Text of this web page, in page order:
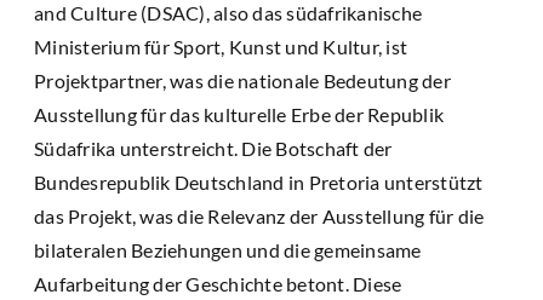
and Culture (DSAC), also das südafrikanische
Ministerium für Sport, Kunst und Kultur, ist
Projektpartner, was die nationale Bedeutung der
Ausstellung für das kulturelle Erbe der Republik
Südafrika unterstreicht. Die Botschaft der
Bundesrepublik Deutschland in Pretoria unterstützt
das Projekt, was die Relevanz der Ausstellung für die
bilateralen Beziehungen und die gemeinsame
Aufarbeitung der Geschichte betont. Diese